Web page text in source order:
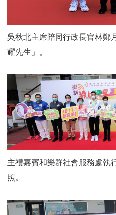
吳秋北主席陪同行政長官林鄭
耀先生」。
主禮嘉賓和樂群社會服務處執
照。